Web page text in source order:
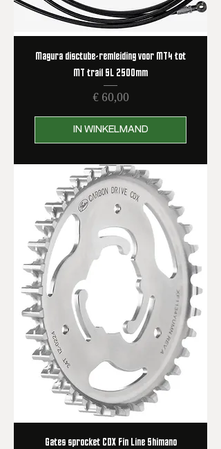
Magura disctube-remleiding voor MT4 tot
MT trail SL 2500mm
Prijs
€ 60,00
IN WINKELMAND
Gates sprocket CDX Fin Line Shimano